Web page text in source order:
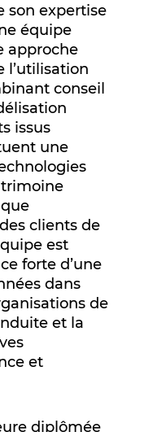
son expertise
équipe
approche
l’utilisation
conseil
issus
une
clients de
est
forte d’une
dans
de
et la
et
diplômée